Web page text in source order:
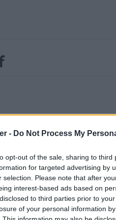
- Do Not Process My
opt-out of the sale, sharing to
for targeted advertising by
selection. Please note that after
interest-based ads based on
to third parties prior to
of your personal information
public, envoyé le 4 juin 2011 à
page de téléchargement a
fichier.fr/2011/06/04/
sur